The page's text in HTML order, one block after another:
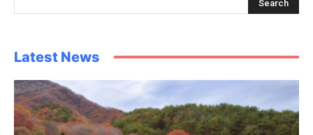
Latest News